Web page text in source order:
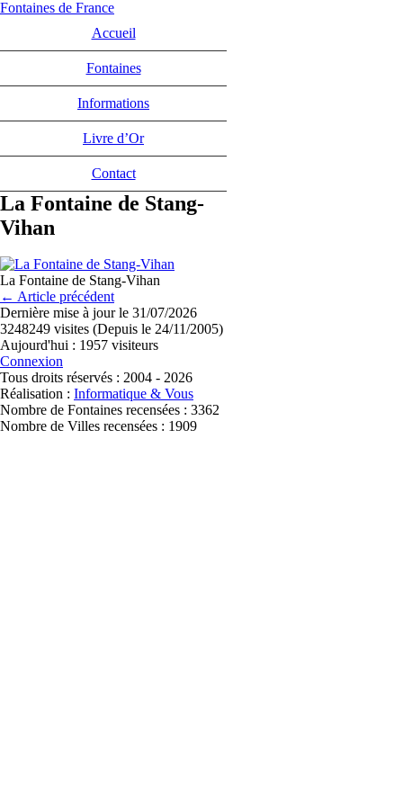
Fontaines de France
Accueil
Fontaines
Informations
Livre d’Or
Contact
La Fontaine de Stang-
Vihan
La Fontaine de Stang-Vihan
← Article précédent
Dernière mise à jour le 31/07/2026
3248249 visites (Depuis le 24/11/2005)
Aujourd'hui : 1957 visiteurs
Connexion
Tous droits réservés : 2004 - 2026
Réalisation : Informatique & Vous
Nombre de Fontaines recensées : 3362
Nombre de Villes recensées : 1909